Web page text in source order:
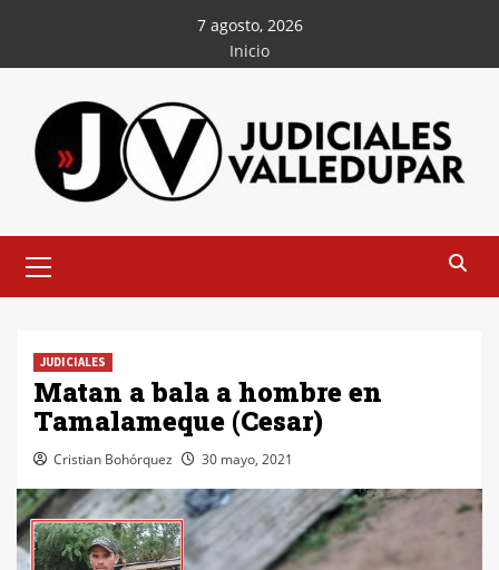
contenido
7 agosto, 2026
Inicio
principal
JUDICIALES
Matan a bala a hombre en
Tamalameque (Cesar)
Cristian Bohórquez 30 mayo, 2021